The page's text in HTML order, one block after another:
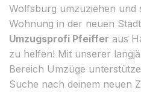
Wolfsburg umzuziehen und
Wohnung in der neuen
Umzugsprofi Pfeiffer aus
zu helfen! Mit unserer
Bereich Umzüge
Suche nach deinem neuen